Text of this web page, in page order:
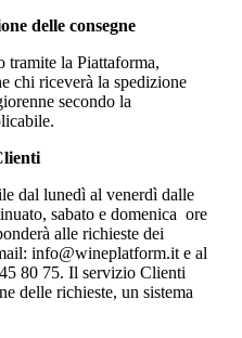
delle consegne
tramite la Piattaforma,
chi riceverà la spedizione
secondo la
dal lunedì al venerdì dalle
sabato e domenica ore
alle richieste dei
info@wineplatform.it e al
80 75. Il servizio Clienti
delle richieste, un sistema